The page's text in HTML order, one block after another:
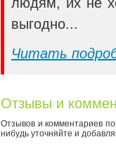
выгодно...
Читать
Отзывы и
Отзывов и комментариев
нибудь уточняйте и